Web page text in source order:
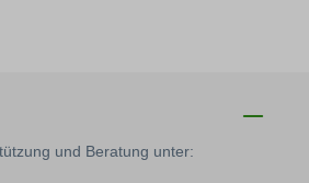
und Beratung unter: